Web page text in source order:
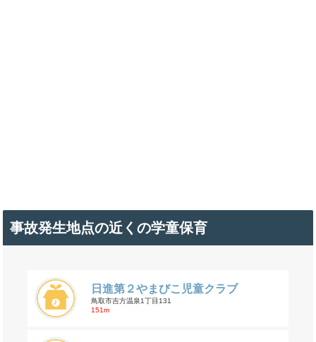
事故発生地点の近くの学童保育
日進第２やまびこ児童クラブ
鳥取市吉方温泉1丁目131
151m